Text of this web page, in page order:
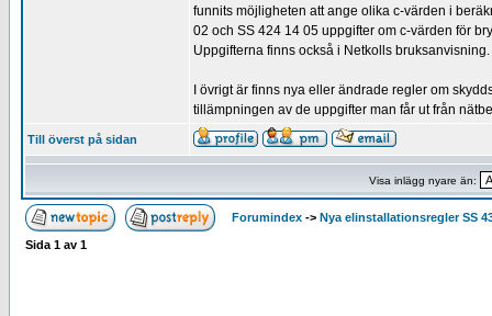
funnits möjligheten att ange olika c-värden i
02 och SS 424 14 05 uppgifter om c-värden för
Uppgifterna finns också i Netkolls bruksanvisning.
I övrigt är finns nya eller ändrade regler om
tillämpningen av de uppgifter man får ut från
Till överst på sidan
Visa inlägg nyare än:
Forumindex -> Nya elinstallationsregler SS
Sida 1 av 1